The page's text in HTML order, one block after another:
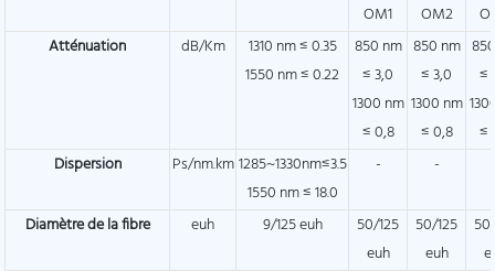
OM1
OM2
Atténuation
dB/Km
1310 nm ≤ 0.35
1550 nm ≤ 0.22
850 nm
≤ 3,0
1300 nm
≤ 0,8
850 nm
≤ 3,0
1300 nm
≤ 0,8
≤
≤
Dispersion
Ps/nm.km1285~1330nm≤3.5
1550 nm ≤ 18.0
- -
Diamètre de la fibre euh 9/125 euh
50/125
euh
50/125
euh